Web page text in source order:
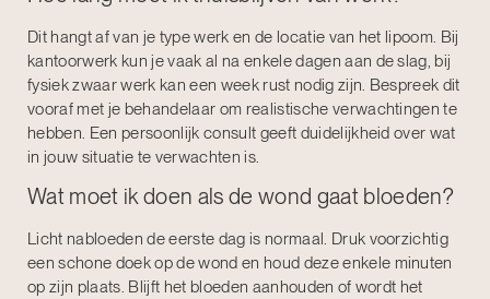
Dit hangt af van je type werk en de locatie van het lipoom. Bij
kantoorwerk kun je vaak al na enkele dagen aan de slag, bij
fysiek zwaar werk kan een week rust nodig zijn. Bespreek dit
vooraf met je behandelaar om realistische verwachtingen te
hebben. Een persoonlijk consult geeft duidelijkheid over wat
in jouw situatie te verwachten is.
Wat moet ik doen als de wond gaat bloeden?
Licht nabloeden de eerste dag is normaal. Druk voorzichtig
een schone doek op de wond en houd deze enkele minuten
op zijn plaats. Blijft het bloeden aanhouden of wordt het